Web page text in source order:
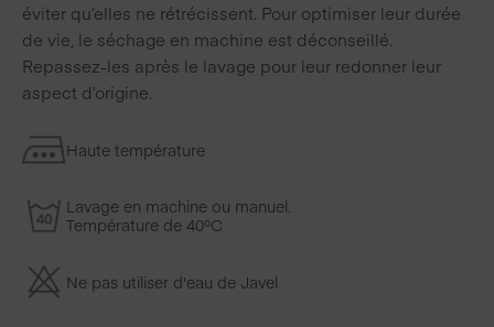
éviter qu’elles ne rétrécissent. Pour optimiser leur durée
de vie, le séchage en machine est déconseillé.
Repassez-les après le lavage pour leur redonner leur
aspect d’origine.
Haute température
Lavage en machine ou manuel.
Température de 40ºC
Ne pas utiliser d'eau de Javel